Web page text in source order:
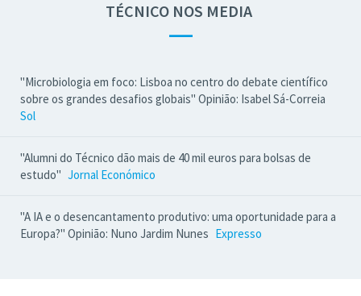
TÉCNICO NOS MEDIA
—
"Microbiologia em foco: Lisboa no centro do debate científico
sobre os grandes desafios globais" Opinião: Isabel Sá-Correia
Sol
"Alumni do Técnico dão mais de 40 mil euros para bolsas de
estudo" Jornal Económico
"A IA e o desencantamento produtivo: uma oportunidade para a
Europa?" Opinião: Nuno Jardim Nunes Expresso